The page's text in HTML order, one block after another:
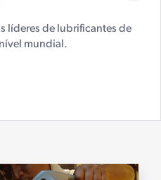
líderes de lubrificantes de
mundial.